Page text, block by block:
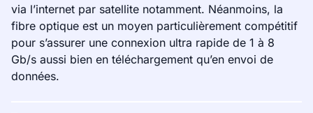
via l’internet par satellite notamment. Néanmoins, la
fibre optique est un moyen particulièrement compétitif
pour s’assurer une connexion ultra rapide de 1 à 8
Gb/s aussi bien en téléchargement qu’en envoi de
données.